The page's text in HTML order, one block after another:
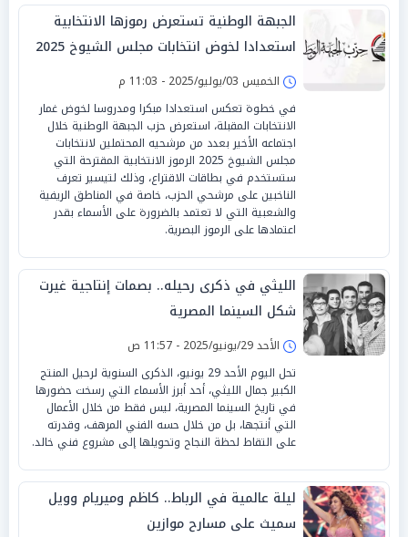
الجبهة الوطنية تستعرض رموزها الانتخابية
استعدادا لخوض انتخابات مجلس الشيوخ 2025
الخميس 03/يوليو/2025 - 11:03 م
في خطوة تعكس استعدادا مبكرا ومدروسا لخوض غمار
الانتخابات المقبلة، استعرض حزب الجبهة الوطنية خلال
اجتماعه الأخير بعدد من مرشحيه المحتملين لانتخابات
مجلس الشيوخ 2025 الرموز الانتخابية المقترحة التي
ستستخدم في بطاقات الاقتراع، وذلك لتيسير تعرف
الناخبين على مرشحي الحزب، خاصة في المناطق الريفية
والشعبية التي لا تعتمد بالضرورة على الأسماء بقدر
اعتمادها على الرموز البصرية.
الليثي في ذكرى رحيله.. بصمات إنتاجية غيرت
شكل السينما المصرية
الأحد 29/يونيو/2025 - 11:57 ص
تحل اليوم الأحد 29 يونيو، الذكرى السنوية لرحيل المنتج
الكبير جمال الليثي، أحد أبرز الأسماء التي رسخت حضورها
في تاريخ السينما المصرية، ليس فقط من خلال الأعمال
التي أنتجها، بل من خلال حسه الفني المرهف، وقدرته
على التقاط لحظة النجاح وتحويلها إلى مشروع فني خالد.
ليلة عالمية في الرباط.. كاظم وميريام وويل
سميث على مسارح موازين